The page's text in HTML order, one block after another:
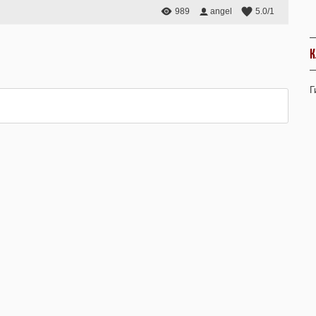
989 angel 5.0/1